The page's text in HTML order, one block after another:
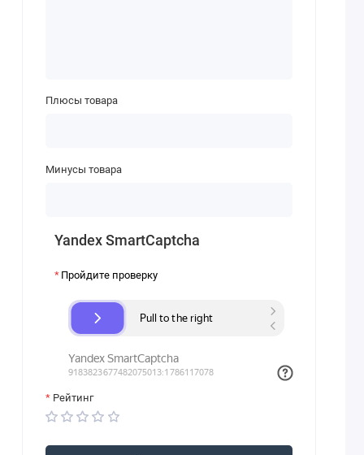
Плюсы товара
Минусы товара
Yandex SmartCaptcha
Пройдите проверку
Рейтинг